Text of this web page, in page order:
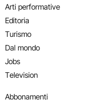
Arti performative
Editoria
Turismo
Dal mondo
Jobs
Television
Abbonamenti